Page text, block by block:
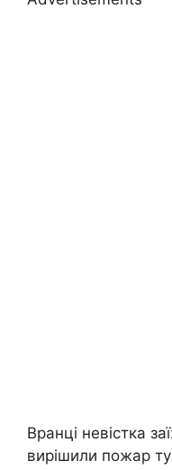
Вранці невістка
вирішили пожар